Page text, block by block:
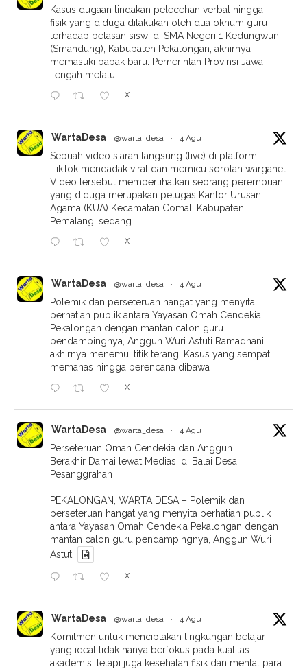
Kasus dugaan tindakan pelecehan verbal hingga
fisik yang diduga dilakukan oleh dua oknum guru
terhadap belasan siswi di SMA Negeri 1 Kedungwuni
(Smandung), Kabupaten Pekalongan, akhirnya
memasuki babak baru. Pemerintah Provinsi Jawa
Tengah melalui
X
WartaDesa @warta_desa · 4 Agu
Sebuah video siaran langsung (live) di platform
TikTok mendadak viral dan memicu sorotan warganet.
Video tersebut memperlihatkan seorang perempuan
yang diduga merupakan petugas Kantor Urusan
Agama (KUA) Kecamatan Comal, Kabupaten
Pemalang, sedang
X
WartaDesa @warta_desa · 4 Agu
Polemik dan perseteruan hangat yang menyita
perhatian publik antara Yayasan Omah Cendekia
Pekalongan dengan mantan calon guru
pendampingnya, Anggun Wuri Astuti Ramadhani,
akhirnya menemui titik terang. Kasus yang sempat
memanas hingga berencana dibawa
X
WartaDesa @warta_desa · 4 Agu
Perseteruan Omah Cendekia dan Anggun
Berakhir Damai lewat Mediasi di Balai Desa
Pesanggrahan
PEKALONGAN, WARTA DESA – Polemik dan
perseteruan hangat yang menyita perhatian publik
antara Yayasan Omah Cendekia Pekalongan dengan
mantan calon guru pendampingnya, Anggun Wuri
Astuti
X
WartaDesa @warta_desa · 4 Agu
Komitmen untuk menciptakan lingkungan belajar
yang ideal tidak hanya berfokus pada kualitas
akademis, tetapi juga kesehatan fisik dan mental para